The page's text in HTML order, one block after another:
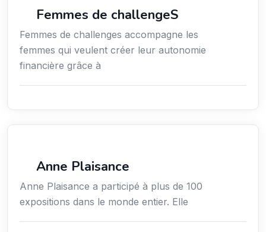
Femmes de challengeS
Femmes de challenges accompagne les
femmes qui veulent créer leur autonomie
financière grâce à
Anne Plaisance
Anne Plaisance a participé à plus de 100
expositions dans le monde entier. Elle